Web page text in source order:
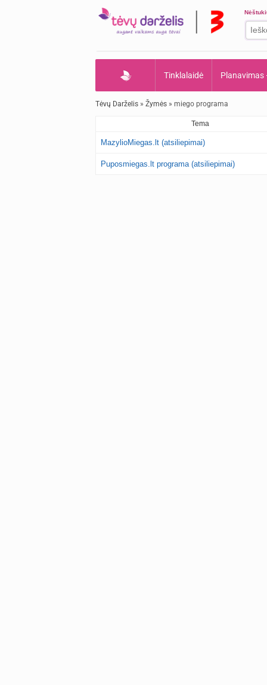
Tinklalaidė Planavimas
Tėvų Darželis » Žymės » miego programa
Tema
MazylioMiegas.lt (atsiliepimai)
Puposmiegas.lt programa (atsiliepimai)